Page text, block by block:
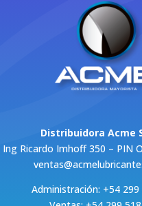
Distribuidora Acme
Ing Ricardo Imhoff 350 – PIN
Administración: +54 299